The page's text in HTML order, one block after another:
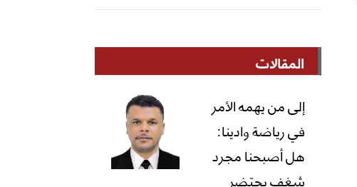
المقالات
إلى من يهمه الأمر
في رياضة وادينا:
هل أصبحنا مجرد
شغف يحتضر